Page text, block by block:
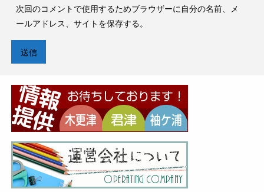
次回のコメントで使用するためブラウザーに自分の名前、メ
ールアドレス、サイトを保存する。